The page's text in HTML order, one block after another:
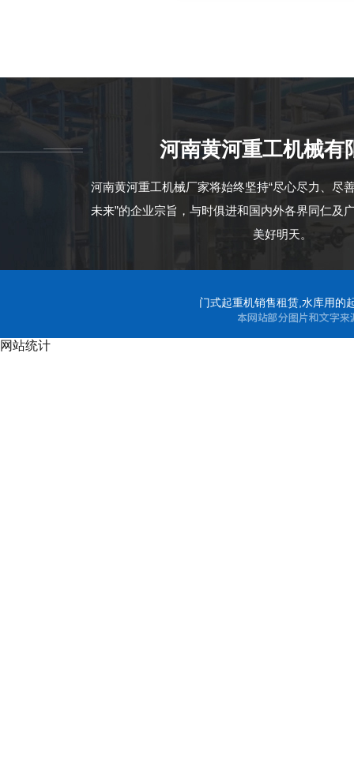
河南黄河重工机械有
河南黄河重工机械厂家将始终坚持“尽心尽力、尽
未来”的企业宗旨，与时俱进和国内外各界同仁及
美好明天。
门式起重机销售租赁,水库用的
网站统计